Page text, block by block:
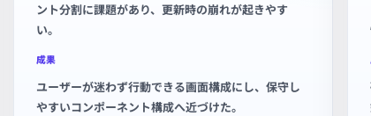
ント分割に課題があり、更新時の崩れが起きやす
い。
成果
ユーザーが迷わず行動できる画面構成にし、保守し
やすいコンポーネント構成へ近づけた。